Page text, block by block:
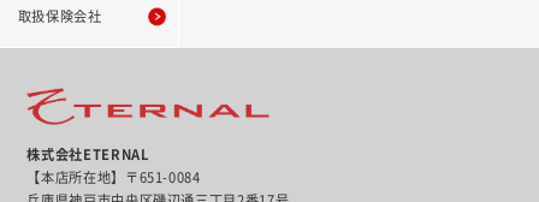
取扱保険会社
株式会社ETERNAL
【本店所在地】〒651-0084